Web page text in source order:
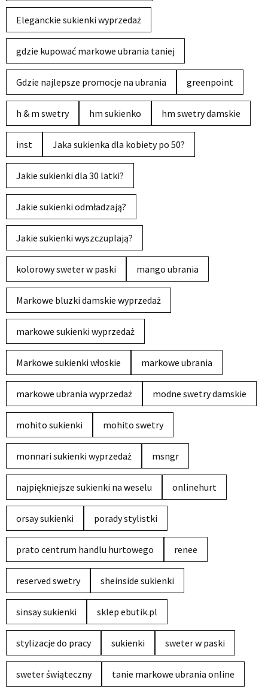
Eleganckie sukienki wyprzedaż
gdzie kupować markowe ubrania taniej
Gdzie najlepsze promocje na ubrania greenpoint
h & m swetry hm sukienko hm swetry damskie
inst Jaka sukienka dla kobiety po 50?
Jakie sukienki dla 30 latki?
Jakie sukienki odmładzają?
Jakie sukienki wyszczuplają?
kolorowy sweter w paski mango ubrania
Markowe bluzki damskie wyprzedaż
markowe sukienki wyprzedaż
Markowe sukienki włoskie markowe ubrania
markowe ubrania wyprzedaż modne swetry damskie
mohito sukienki mohito swetry
monnari sukienki wyprzedaż msngr
najpiękniejsze sukienki na weselu onlinehurt
orsay sukienki porady stylistki
prato centrum handlu hurtowego renee
reserved swetry sheinside sukienki
sinsay sukienki sklep ebutik.pl
stylizacje do pracy sukienki sweter w paski
sweter świąteczny tanie markowe ubrania online